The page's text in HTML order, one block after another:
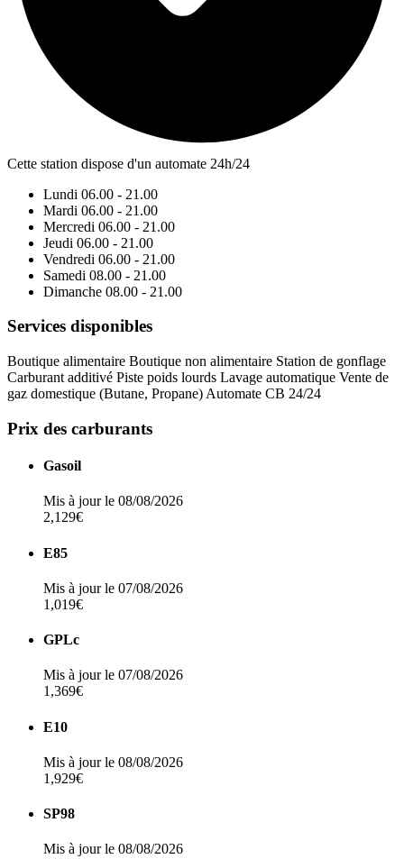
Cette station dispose d'un automate 24h/24
Lundi 06.00 - 21.00
Mardi 06.00 - 21.00
Mercredi 06.00 - 21.00
Jeudi 06.00 - 21.00
Vendredi 06.00 - 21.00
Samedi 08.00 - 21.00
Dimanche 08.00 - 21.00
Services disponibles
Boutique alimentaire Boutique non alimentaire Station de gonflage
Carburant additivé Piste poids lourds Lavage automatique Vente de
gaz domestique (Butane, Propane) Automate CB 24/24
Prix des carburants
Gasoil
Mis à jour le 08/08/2026
2,129€
E85
Mis à jour le 07/08/2026
1,019€
GPLc
Mis à jour le 07/08/2026
1,369€
E10
Mis à jour le 08/08/2026
1,929€
SP98
Mis à jour le 08/08/2026